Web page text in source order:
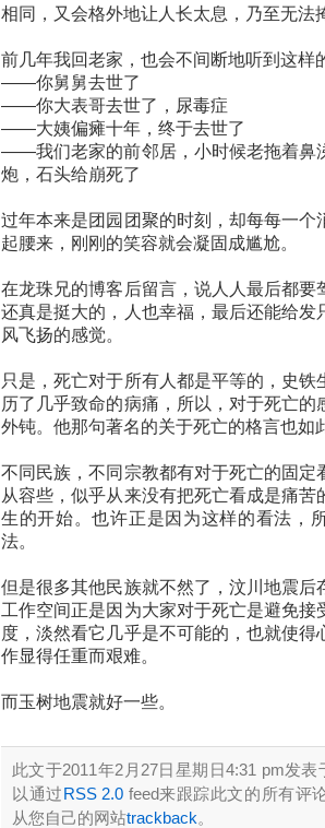
相同，又会格外地让人长太息，乃至无法
前几年我回老家，也会不间断地听到这样
——你舅舅去世了
——你大表哥去世了，尿毒症
——大姨偏瘫十年，终于去世了
——我们老家的前邻居，小时候老拖着鼻
炮，石头给崩死了
过年本来是团园团聚的时刻，却每每一个
起腰来，刚刚的笑容就会凝固成尴尬。
在龙珠兄的博客后留言，说人人最后都要
还真是挺大的，人也幸福，最后还能给发
风飞扬的感觉。
只是，死亡对于所有人都是平等的，史铁
历了几乎致命的病痛，所以，对于死亡的
外钝。他那句著名的关于死亡的格言也如
不同民族，不同宗教都有对于死亡的固定
从容些，似乎从来没有把死亡看成是痛苦
生的开始。也许正是因为这样的看法，
法。
但是很多其他民族就不然了，汶川地震后
工作空间正是因为大家对于死亡是避免接
度，淡然看它几乎是不可能的，也就使得
作显得任重而艰难。
而玉树地震就好一些。
此文于2011年2月27日星期日4:31 pm发表
以通过RSS 2.0 feed来跟踪此文的所有评
从您自己的网站trackback。